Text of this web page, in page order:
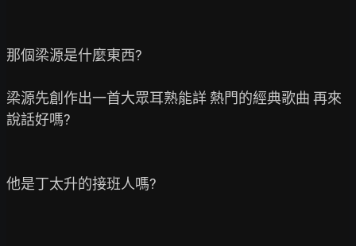
那個梁源是什麼東西?
梁源先創作出一首大眾耳熟能詳 熱門的經典歌曲 再來
說話好嗎?
他是丁太升的接班人嗎?